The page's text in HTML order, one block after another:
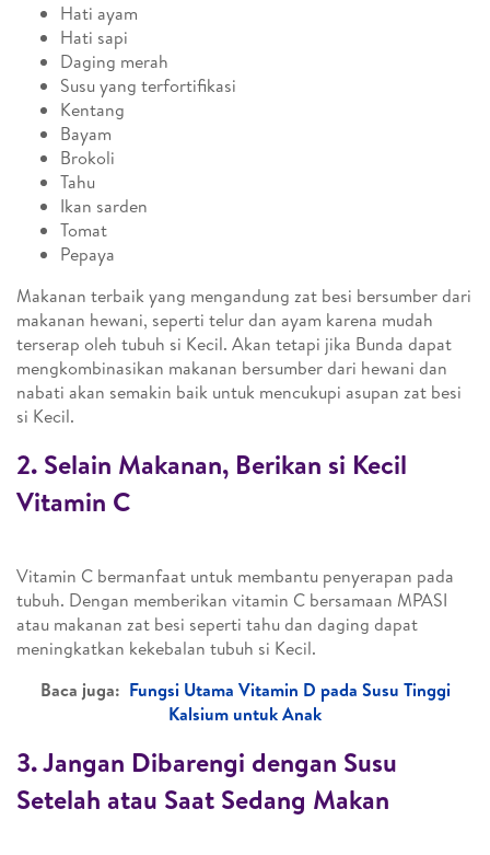
Hati ayam
Hati sapi
Daging merah
Susu yang terfortifikasi
Kentang
Bayam
Brokoli
Tahu
Ikan sarden
Tomat
Pepaya
Makanan terbaik yang mengandung zat besi bersumber dari
makanan hewani, seperti telur dan ayam karena mudah
terserap oleh tubuh si Kecil. Akan tetapi jika Bunda dapat
mengkombinasikan makanan bersumber dari hewani dan
nabati akan semakin baik untuk mencukupi asupan zat besi
si Kecil.
2. Selain Makanan, Berikan si Kecil
Vitamin C
Vitamin C bermanfaat untuk membantu penyerapan pada
tubuh. Dengan memberikan vitamin C bersamaan MPASI
atau makanan zat besi seperti tahu dan daging dapat
meningkatkan kekebalan tubuh si Kecil.
Baca juga: Fungsi Utama Vitamin D pada Susu Tinggi
Kalsium untuk Anak
3. Jangan Dibarengi dengan Susu
Setelah atau Saat Sedang Makan